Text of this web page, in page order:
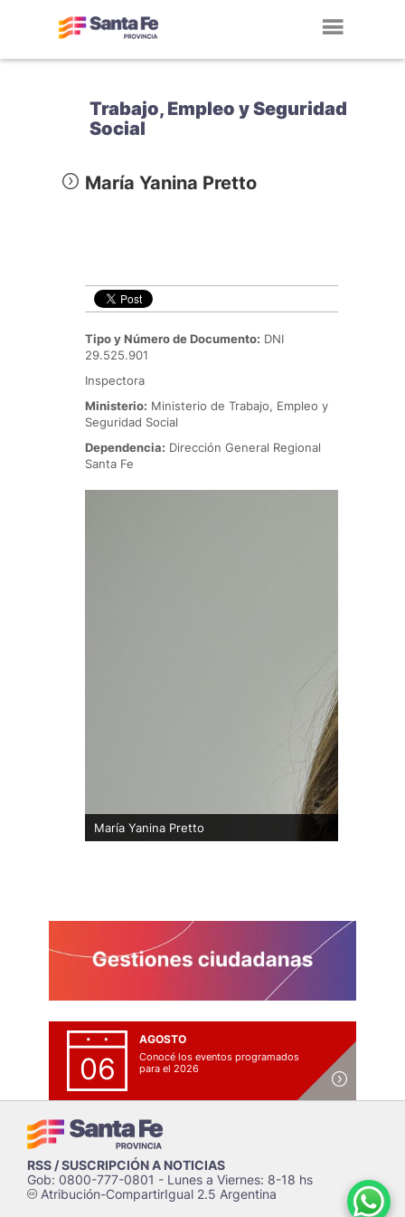
Trabajo, Empleo y Seguridad
Social
María Yanina Pretto
Tipo y Número de Documento: DNI
29.525.901
Inspectora
Ministerio: Ministerio de Trabajo, Empleo y
Seguridad Social
Dependencia: Dirección General Regional
Santa Fe
María Yanina Pretto
06
AGOSTO
Conocé los eventos programados
para el 2026
RSS / SUSCRIPCIÓN A NOTICIAS
Gob: 0800-777-0801 - Lunes a Viernes: 8-18 hs
cAtribución-CompartirIgual 2.5 Argentina